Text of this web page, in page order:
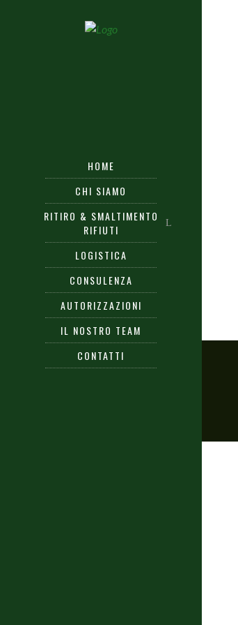
HOME
CHI SIAMO
RITIRO & SMALTIMENTO
RIFIUTI
LOGISTICA
CONSULENZA
AUTORIZZAZIONI
IL NOSTRO TEAM
CONTATTI